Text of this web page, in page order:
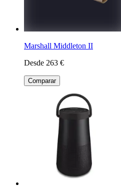
Marshall Middleton II
Desde 263 €
Comparar